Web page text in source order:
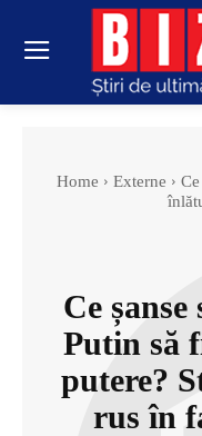
Home Externe
Ce
Putin să
putere?
rus în